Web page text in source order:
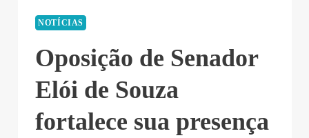
NOTÍCIAS
Oposição de Senador
Elói de Souza
fortalece sua presença